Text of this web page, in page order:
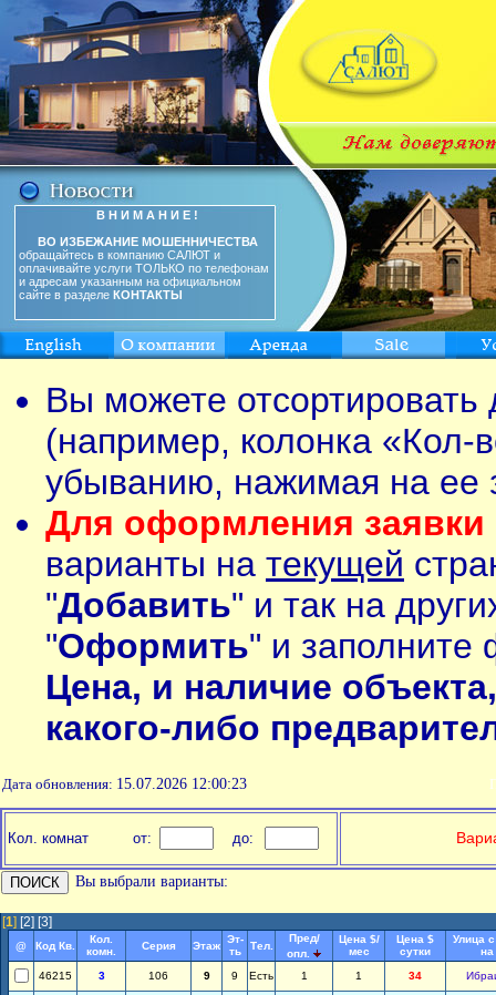
В Н И М А Н И Е !
ВО ИЗБЕЖАНИЕ МОШЕННИЧЕСТВА
обращайтесь в компанию САЛЮТ и
оплачивайте услуги ТОЛЬКО по телефонам
и адресам указанным на официальном
сайте в разделе КОНТАКТЫ
Вы можете
(например, колонка «Кол-
убыванию, нажимая на ее
Для оформления заявки
варианты на текущей
"Добавить" и так на
"Оформить" и заполните
Цена, и наличие
какого-либо
Дата обновления: 15.07.2026 12:00:23
Кол. комнат от: до:
Вы выбрали варианты:
[1] [2] [3]
@ Код Кв.
Кол.
комн.
Серия Этаж
Эт-
ть
Тел.
Пред/
опл.
Цена $/
мес
Цена $
сутки
Улица
46215
3 106 9 9 Есть 1 1 34